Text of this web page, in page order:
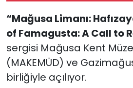
“Mağusa Limanı:
of Famagusta: A Call to
sergisi Mağusa Kent
(MAKEMÜD) ve
birliğiyle açılıyor.
Teknoloji
TÜRKiYE
Video Galeri